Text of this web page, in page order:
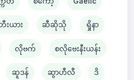
းယား ဆီဆိုသို ရှိုနာ
လိုဗက် စလိုဗေးနီးယန်း
ဆူဒန် ဆွာဟီလီ ဒိ